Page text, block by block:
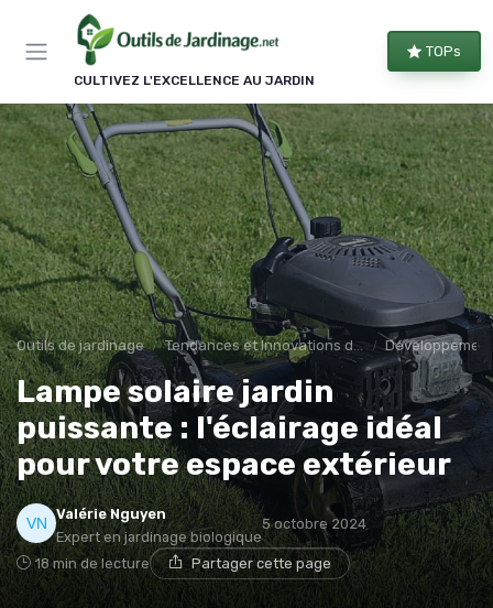
CULTIVEZ L'EXCELLENCE AU JARDIN
TOPs
Outils de jardinage Tendances et Innovations dans les outils de jardinage
Lampe solaire jardin
puissante : l'éclairage idéal
pour votre espace extérieur
Valérie Nguyen
Expert en jardinage biologique
5 octobre 2024
18 min de lecture Partager cette page
Panneau de gestion des cookies